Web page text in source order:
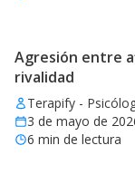
Agresión entre
rivalidad
Terapify -
3 de mayo de
6 min de lectura